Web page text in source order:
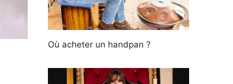
Où acheter un handpan ?